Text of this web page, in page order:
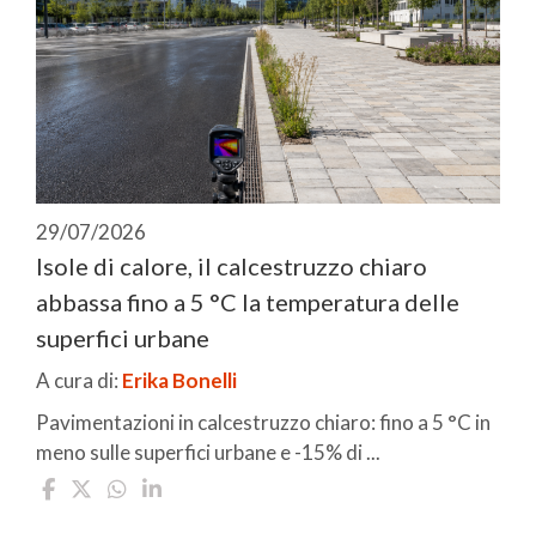
29/07/2026
Isole di calore, il calcestruzzo chiaro
abbassa fino a 5 °C la temperatura delle
superfici urbane
A cura di: Erika Bonelli
Pavimentazioni in calcestruzzo chiaro: fino a 5 °C in
meno sulle superfici urbane e -15% di ...